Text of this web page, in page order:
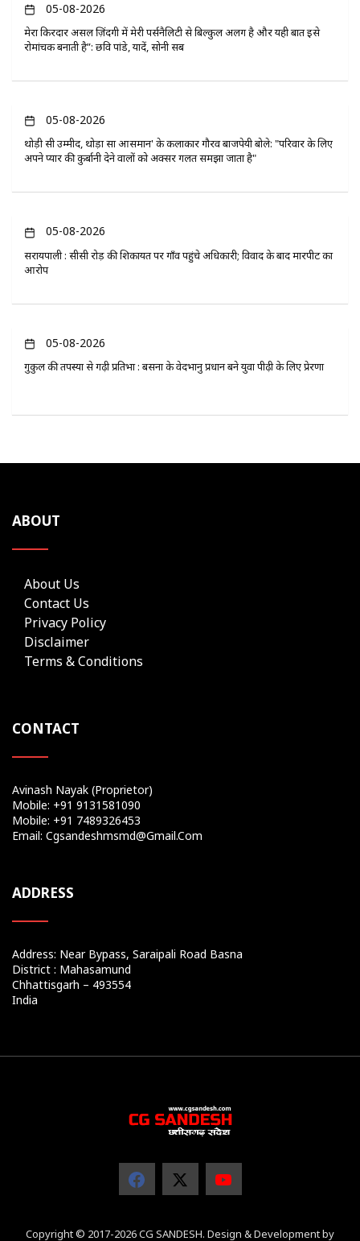
05-08-2026
मेरा किरदार असल ज़िंदगी में मेरी पर्सनैलिटी से बिल्कुल अलग है और यही बात इसे
रोमांचक बनाती है”: छवि पांडे, यादें, सोनी सब
05-08-2026
थोड़ी सी उम्मीद, थोड़ा सा आसमान' के कलाकार गौरव बाजपेयी बोले: "परिवार के लिए
अपने प्यार की कुर्बानी देने वालों को अक्सर गलत समझा जाता है"
05-08-2026
सरायपाली : सीसी रोड़ की शिकायत पर गाँव पहुंचे अधिकारी; विवाद के बाद मारपीट का
आरोप
05-08-2026
गुरुकुल की तपस्या से गढ़ी प्रतिभा : बसना के वेदभानु प्रधान बने युवा पीढ़ी के लिए प्रेरणा
ABOUT
About Us
Contact Us
Privacy Policy
Disclaimer
Terms & Conditions
CONTACT
Avinash Nayak (Proprietor)
Mobile: +91 9131581090
Mobile: +91 7489326453
Email: Cgsandeshmsmd@gmail.com
ADDRESS
Address: Near Bypass, Saraipali Road Basna
District : Mahasamund
Chhattisgarh – 493554
India
Copyright © 2017-2026 CG SANDESH. Design & Development by